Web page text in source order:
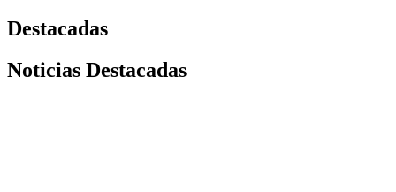
Destacadas
Noticias Destacadas